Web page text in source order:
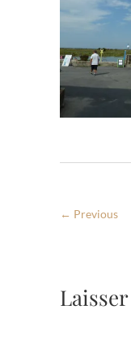
← Previous